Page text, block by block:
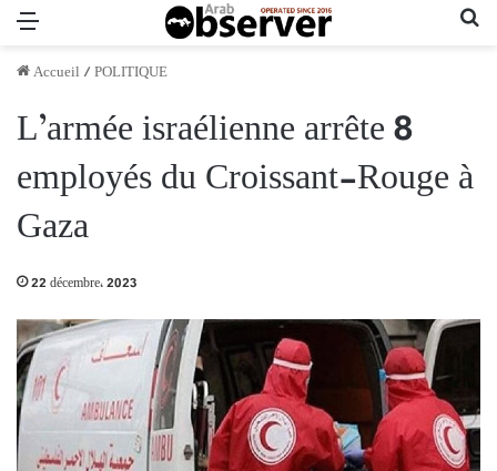
Accueil /POLITIQUE
L’armée israélienne arrête 8
employés du Croissant-Rouge à
Gaza
22 décembre، 2023